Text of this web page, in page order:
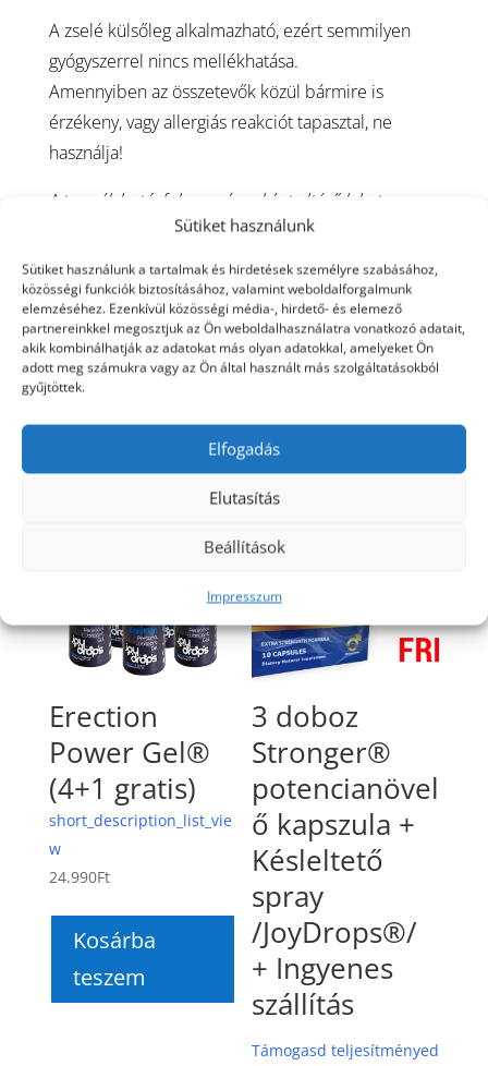
Sütiket használunk
Sütiket használunk a tartalmak és hirdetések személyre szabásához,
közösségi funkciók biztosításához, valamint weboldalforgalmunk
elemzéséhez. Ezenkívül közösségi média-, hirdető- és elemező
partnereinkkel megosztjuk az Ön weboldalhasználatra vonatkozó adatait,
akik kombinálhatják az adatokat más olyan adatokkal, amelyeket Ön
adott meg számukra vagy az Ön által használt más szolgáltatásokból
gyűjtöttek.
Elfogadás
Elutasítás
Beállítások
Impresszum
A zselé külsőleg alkalmazható, ezért semmilyen
gyógyszerrel nincs mellékhatása.
Amennyiben az összetevők közül bármire is
érzékeny, vagy allergiás reakciót tapasztal, ne
használja!
A termék hatásfoka egyénenként eltérő lehet.
Vásárlói vélemények:
További potencianövelő és magömlés
késleltető termékeink
Kapcsolódó termékek
Erection
Power Gel®
(4+1 gratis)
short_description_list_vie
w
24.990Ft
Kosárba
teszem
3 doboz
Stronger®
potencianövel
ő kapszula +
Késleltető
spray
/JoyDrops®/
+ Ingyenes
szállítás
Támogasd teljesítményed